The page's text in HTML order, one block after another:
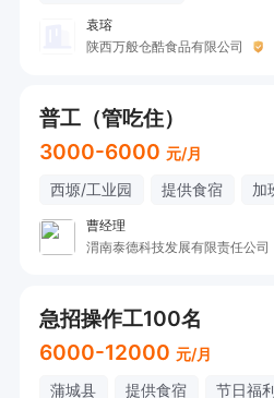
袁瑢
陕西万般仓酷食品有限公司
普工（管吃住）
3000-6000 元/月
西塬/工业园 提供食宿 加
曹经理
渭南泰德科技发展有限责任公司
急招操作工100名
6000-12000 元/月
蒲城县 提供食宿 节日福